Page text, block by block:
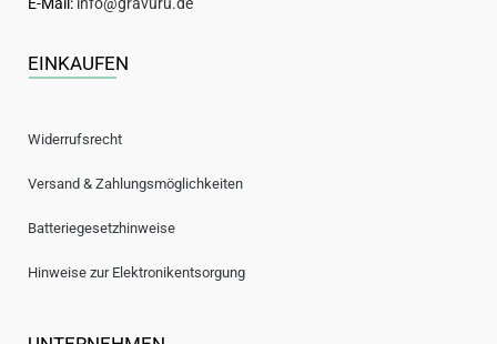
EINKAUFEN
Widerrufsrecht
Versand & Zahlungsmöglichkeiten
Batteriegesetzhinweise
Hinweise zur Elektronikentsorgung